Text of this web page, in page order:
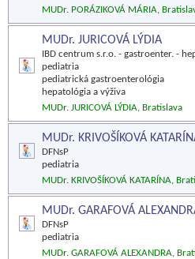
MUDr. PORÁZIKOVÁ MÁRIA,
MUDr. JURICOVÁ LÝDIA
IBD centrum s.r.o. - gastroenter. -
pediatria
pediatrická gastroenterológia
hepatológia a výživa
MUDr. JURICOVÁ LÝDIA, Bratislava
MUDr. KRIVOŠÍKOVÁ
DFNsP
pediatria
MUDr. KRIVOŠÍKOVÁ KATARÍNA,
MUDr. GARAFOVÁ
DFNsP
pediatria
MUDr. GARAFOVÁ ALEXANDRA,